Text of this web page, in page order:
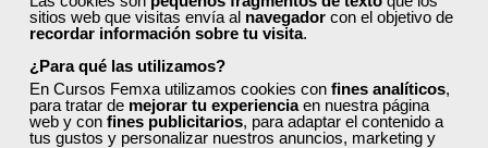
sitios web que visitas envía al navegador con el objetivo de
recordar información sobre tu visita.
¿Para qué las utilizamos?
En Cursos Femxa utilizamos cookies con fines analíticos,
para tratar de mejorar tu experienciaen nuestra página
web y con fines publicitarios, para adaptar el contenido a
tus gustos y personalizar nuestros anuncios, marketing y
Iniciar sesión
Si todavía no tienes cuenta de usuario,regístrate aquí